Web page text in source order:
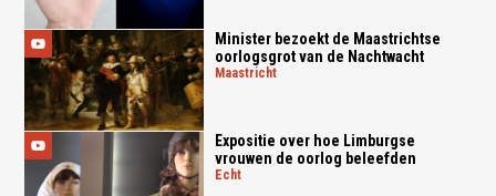
Minister bezoekt de Maastrichtse
oorlogsgrot van de Nachtwacht
maastricht
Expositie over hoe Limburgse
vrouwen de oorlog beleefden
echt